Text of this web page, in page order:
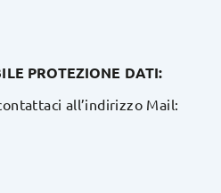
PROTEZIONE DATI:
all’indirizzo Mail: